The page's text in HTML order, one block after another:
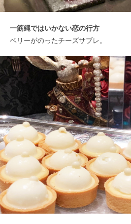
一筋縄ではいかない恋の行方
ベリーがのったチーズサブレ。